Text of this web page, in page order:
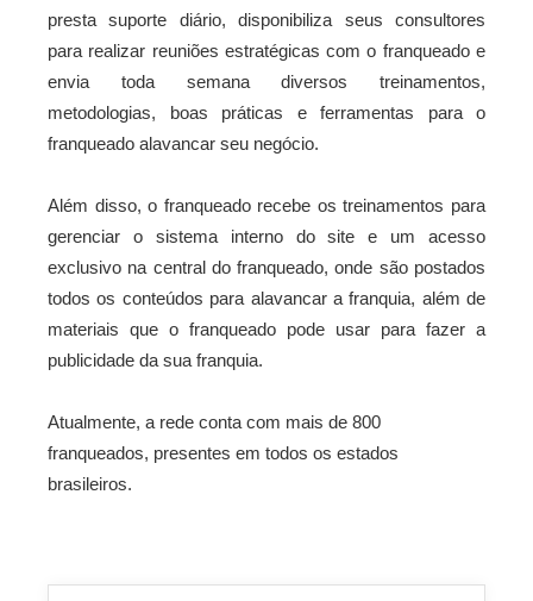
presta suporte diário, disponibiliza seus consultores
para realizar reuniões estratégicas com o franqueado e
envia toda semana diversos treinamentos,
metodologias, boas práticas e ferramentas para o
franqueado alavancar seu negócio.
Além disso, o franqueado recebe os treinamentos para
gerenciar o sistema interno do site e um acesso
exclusivo na central do franqueado, onde são postados
todos os conteúdos para alavancar a franquia, além de
materiais que o franqueado pode usar para fazer a
publicidade da sua franquia.
Atualmente, a rede conta com mais de 800
franqueados, presentes em todos os estados
brasileiros.